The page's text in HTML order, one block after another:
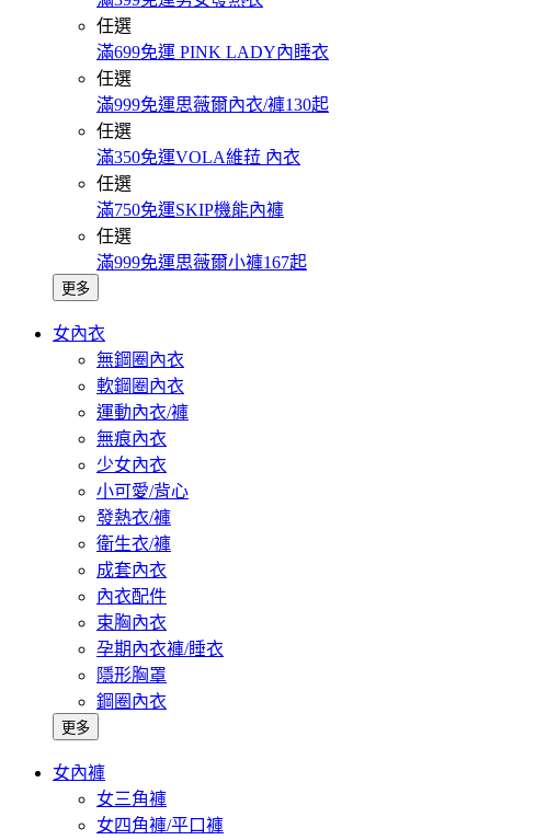
任選
滿699免運 PINK LADY內睡衣
任選
滿999免運思薇爾內衣/褲130起
任選
滿350免運VOLA維菈 內衣
任選
滿750免運SKIP機能內褲
任選
滿999免運思薇爾小褲167起
更多
女內衣
無鋼圈內衣
軟鋼圈內衣
運動內衣/褲
無痕內衣
少女內衣
小可愛/背心
發熱衣/褲
衛生衣/褲
成套內衣
內衣配件
束胸內衣
孕期內衣褲/睡衣
隱形胸罩
鋼圈內衣
更多
女內褲
女三角褲
女四角褲/平口褲